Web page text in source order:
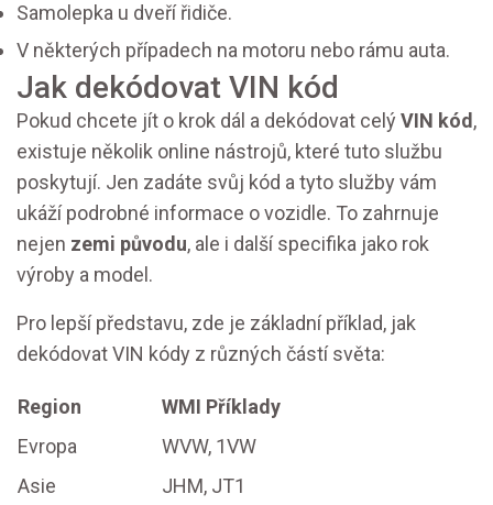
Samolepka u dveří řidiče.
V některých případech na motoru nebo rámu auta.
Jak dekódovat VIN kód
Pokud chcete jít o krok dál a dekódovat celý VIN kód ,
existuje několik online nástrojů, které tuto službu
poskytují. Jen zadáte svůj kód a tyto služby vám
ukáží podrobné informace o vozidle. To zahrnuje
nejen zemi původu, ale i další specifika jako rok
výroby a model.
Pro lepší představu, zde je základní příklad, jak
dekódovat VIN kódy z různých částí světa:
Region
WMI Příklady
Evropa
WVW, 1VW
Asie
JHM, JT1